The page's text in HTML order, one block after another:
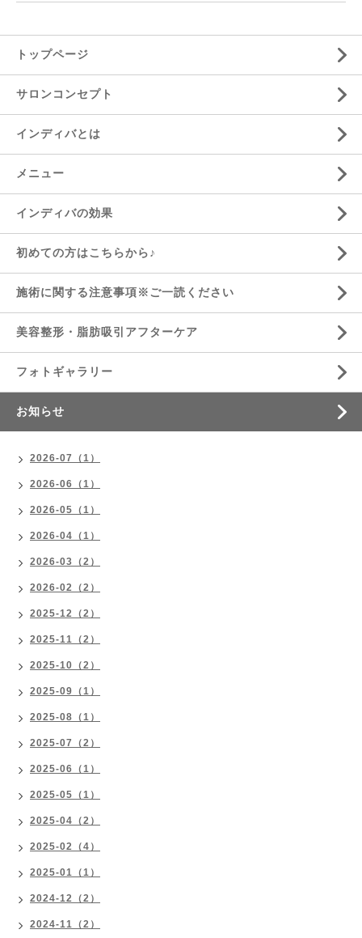
トップページ
サロンコンセプト
インディバとは
メニュー
インディバの効果
初めての方はこちらから♪
施術に関する注意事項※ご一読ください
美容整形・脂肪吸引アフターケア
フォトギャラリー
お知らせ
2026-07（1）
2026-06（1）
2026-05（1）
2026-04（1）
2026-03（2）
2026-02（2）
2025-12（2）
2025-11（2）
2025-10（2）
2025-09（1）
2025-08（1）
2025-07（2）
2025-06（1）
2025-05（1）
2025-04（2）
2025-02（4）
2025-01（1）
2024-12（2）
2024-11（2）